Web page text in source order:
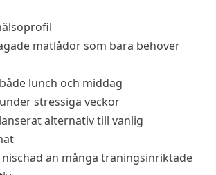
matlådor som bara behöver
lunch och middag
stressiga veckor
alternativ till vanlig
än många träningsinriktade